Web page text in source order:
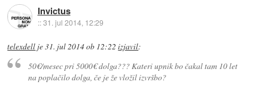
Invictus
::31. jul 2014, 12:29
telexdell je31. jul 2014 ob 12:22 izjavil:
50€/mesec pri 5000€ dolga??? Kateri upnik bo čakal tam 10 let
na poplačilo dolga, če je že vložil izvršbo?